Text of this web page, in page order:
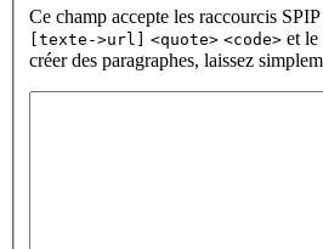
Ce champ accepte les raccourcis SPIP
[texte->url] <quote> <code> et
créer des paragraphes, laissez